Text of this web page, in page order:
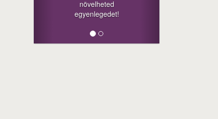
növelheted
egyenlegedet!